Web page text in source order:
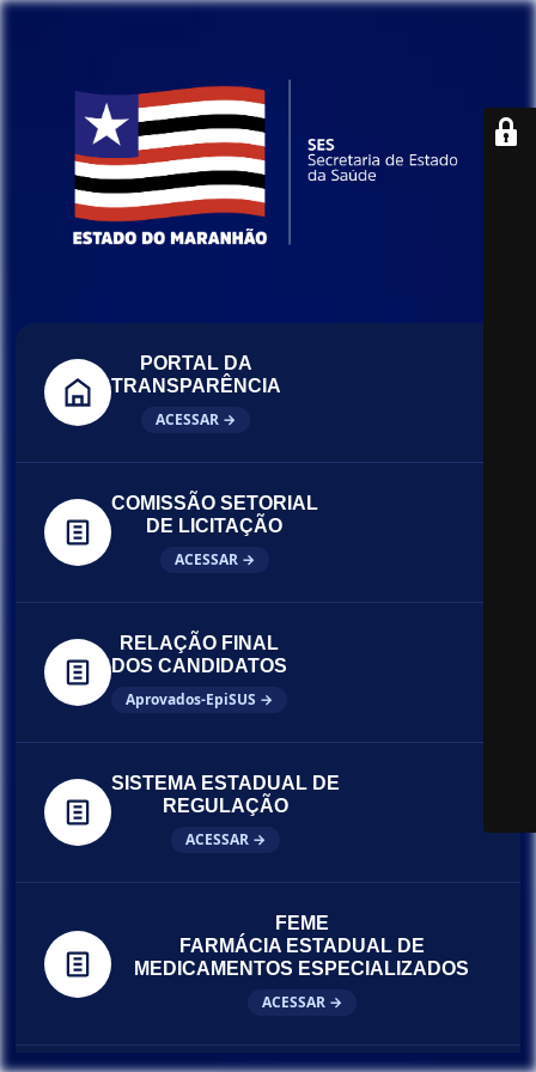
PORTAL DA
TRANSPARÊNCIA
ACESSAR →
COMISSÃO SETORIAL
DE LICITAÇÃO
ACESSAR →
RELAÇÃO FINAL
DOS CANDIDATOS
Aprovados-EpiSUS →
SISTEMA ESTADUAL DE
REGULAÇÃO
ACESSAR →
FEME
FARMÁCIA ESTADUAL DE
MEDICAMENTOS ESPECIALIZADOS
ACESSAR →